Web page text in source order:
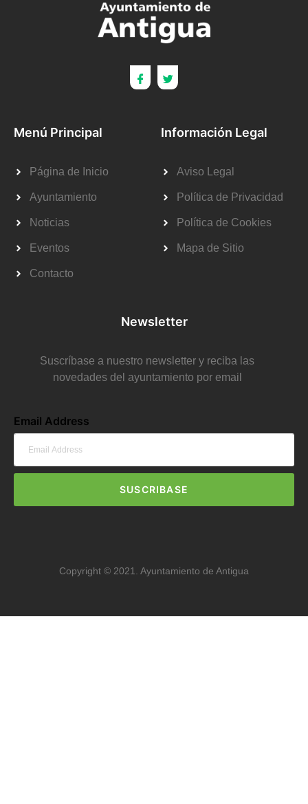
Menú Principal
Página de Inicio
Ayuntamiento
Noticias
Eventos
Contacto
Información Legal
Aviso Legal
Política de Privacidad
Política de Cookies
Mapa de Sitio
Newsletter
Suscríbase a nuestro newsletter y reciba las
novedades del ayuntamiento por email
Email Address
SUSCRIBASE
Copyright © 2021. Ayuntamiento de Antigua